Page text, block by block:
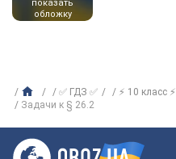
показать
обложку
✅ ГДЗ ✅ ⚡ 10 класс ⚡
Задачи к § 26.2